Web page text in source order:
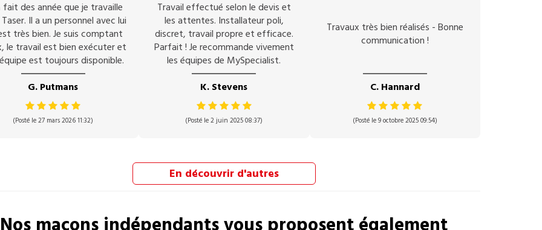
fait des année que je travaille
Il a un personnel avec lui
très bien. Je suis comptant
le travail est bien exécuter et
est toujours disponible.
G. Putmans
(Posté le 27 mars 2026 11:32)
Travail effectué selon le devis et
les attentes. Installateur poli,
discret, travail propre et efficace.
Parfait ! Je recommande vivement
les équipes de MySpecialist.
K. Stevens
(Posté le 2 juin 2025 08:37)
Travaux très bien réalisés - Bonne
communication !
C. Hannard
(Posté le 9 octobre 2025 09:54)
En découvrir d'autres